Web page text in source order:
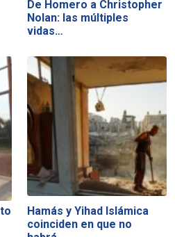
De Homero a Christopher
Nolan: las múltiples
vidas…
Hamás y Yihad Islámica
coinciden en que no